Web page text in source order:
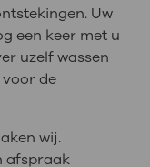
Uw
een keer met u
uzelf wassen
de
wij.
afspraak